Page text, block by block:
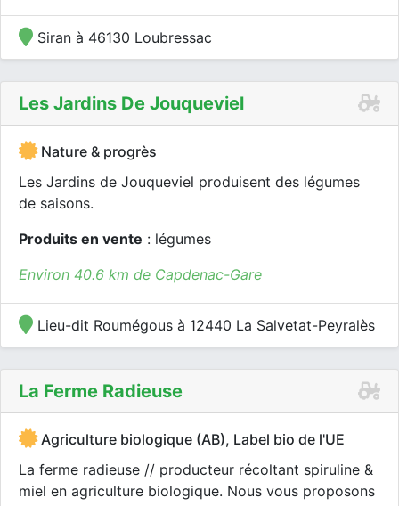
Siran à 46130 Loubressac
Les Jardins De Jouqueviel
Nature & progrès
Les Jardins de Jouqueviel produisent des légumes
de saisons.
Produits en vente : légumes
Environ 40.6 km de Capdenac-Gare
Lieu-dit Roumégous à 12440 La Salvetat-Peyralès
La Ferme Radieuse
Agriculture biologique (AB), Label bio de l'UE
La ferme radieuse // producteur récoltant spiruline &
miel en agriculture biologique. Nous vous proposons